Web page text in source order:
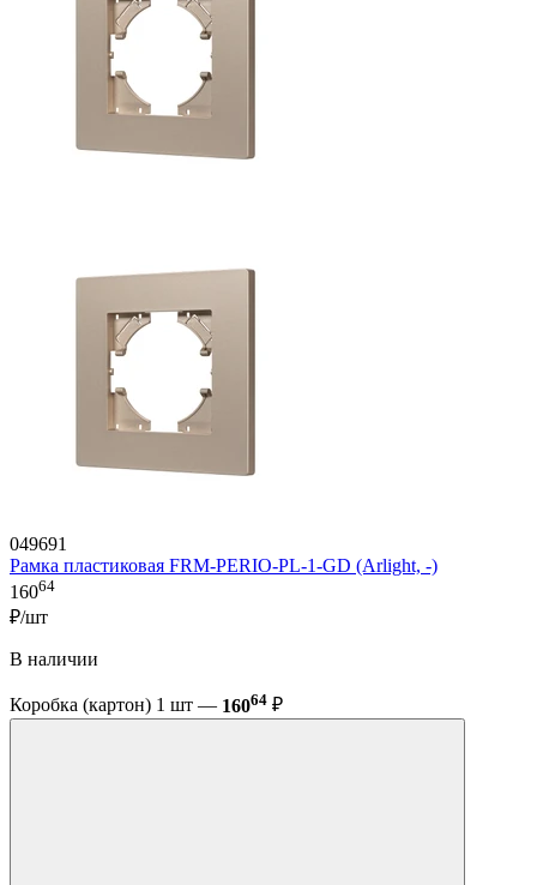
049691
Рамка пластиковая FRM-PERIO-PL-1-GD (Arlight, -)
16064
₽/шт
В наличии
Коробка (картон) 1 шт — 16064 ₽